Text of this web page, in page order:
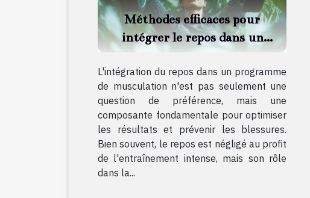
Méthodes efficaces pour
intégrer le repos dans un
programme de musculation
L'intégration du repos dans un programme
de musculation n'est pas seulement une
question de préférence, mais une
composante fondamentale pour optimiser
les résultats et prévenir les blessures.
Bien souvent, le repos est négligé au profit
de l'entraînement intense, mais son rôle
dans la...